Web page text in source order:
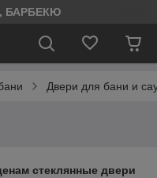
БАРБЕКЮ
Двери для бани и
стеклянные двери